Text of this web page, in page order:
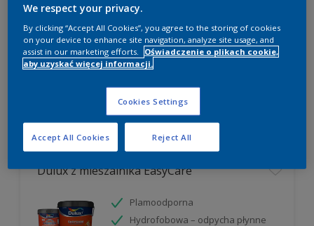
Farby białe i kolorowe do
wnętrz i na zewnątrz
1Produkty znalezione
Filter
Dulux z mieszalnika EasyCare
Plamoodporna
Hydrofobowa – odpycha płynne
We respect your privacy.
By clicking “Accept All Cookies”, you agree to the storing of cookies
on your device to enhance site navigation, analyze site usage, and
assist in our marketing efforts.
Oświadczenie o plikach cookie,
aby uzyskać więcej informacji.
Cookies Settings
Reject All
Accept All Cookies